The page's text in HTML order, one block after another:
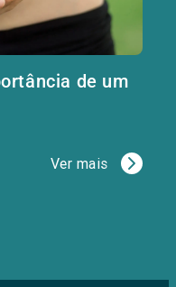
de um
Ver mais